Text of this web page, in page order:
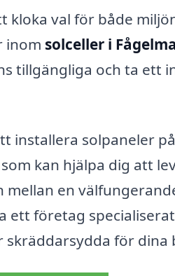
kloka val för både
inom solceller i
tillgängliga och ta ett
installera solpaneler
kan hjälpa dig att
mellan en
ett företag
för dina